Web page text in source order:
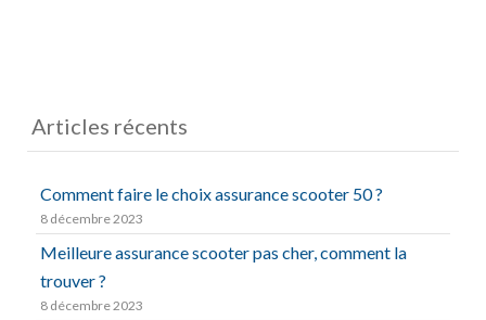
Articles récents
Comment faire le choix assurance scooter 50 ?
8 décembre 2023
Meilleure assurance scooter pas cher, comment la
trouver ?
8 décembre 2023